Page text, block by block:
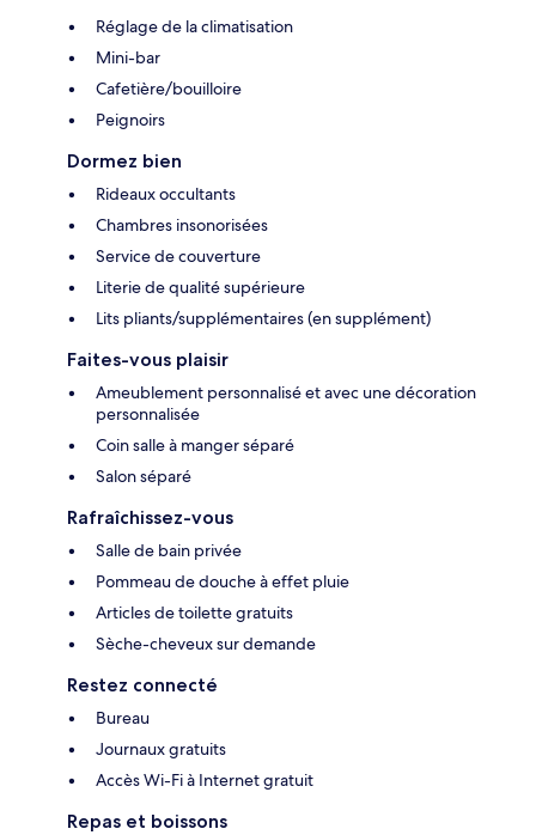
Réglage de la climatisation
Mini-bar
Cafetière/bouilloire
Peignoirs
Dormez bien
Rideaux occultants
Chambres insonorisées
Service de couverture
Literie de qualité supérieure
Lits pliants/supplémentaires (en supplément)
Faites-vous plaisir
Ameublement personnalisé et avec une décoration
personnalisée
Coin salle à manger séparé
Salon séparé
Rafraîchissez-vous
Salle de bain privée
Pommeau de douche à effet pluie
Articles de toilette gratuits
Sèche-cheveux sur demande
Restez connecté
Bureau
Journaux gratuits
Accès Wi-Fi à Internet gratuit
Repas et boissons